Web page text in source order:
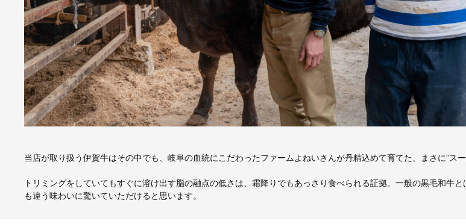
当店が取り扱う伊賀牛はその中でも、岐阜の血統にこだわったファームよねいさんが丹精込めて育てた、まさに”ス
トリミングをしていてもすぐに溶け出す脂の融点の低さは、霜降りでもあっさり食べられる証拠。一般の黒毛和牛
も違う味わいに驚いていただけると思います。